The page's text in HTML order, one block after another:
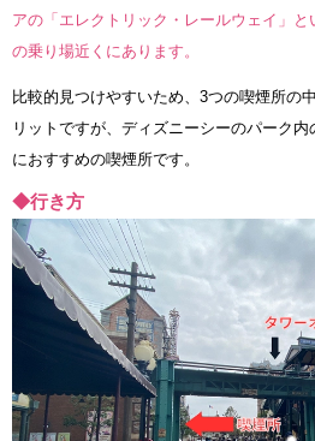
アの「エレクトリック・レールウェイ」
の乗り場近くにあります。
比較的見つけやすいため、3つの喫煙所の
リットですが、ディズニーシーのパーク
におすすめの喫煙所です。
◆行き方